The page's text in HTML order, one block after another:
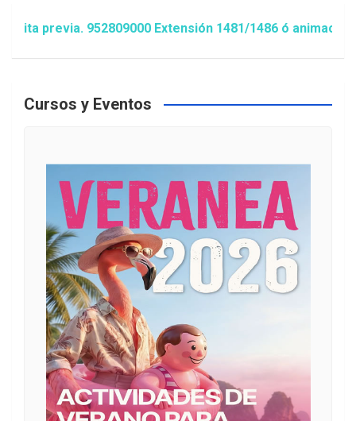
952809000 Extensión 1481/1486 ó
Cursos y Eventos